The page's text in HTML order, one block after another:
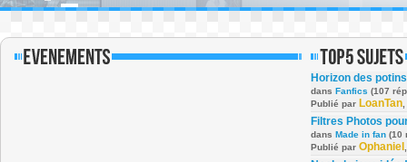
Horizon des potins
dans Fanfics (107
Publié par LoanTan
Filtres Photos
dans Made in fan (10
Publié par Ophaniel